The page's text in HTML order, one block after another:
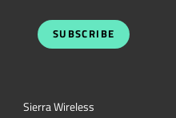
SUBSCRIBE
Sierra Wireless